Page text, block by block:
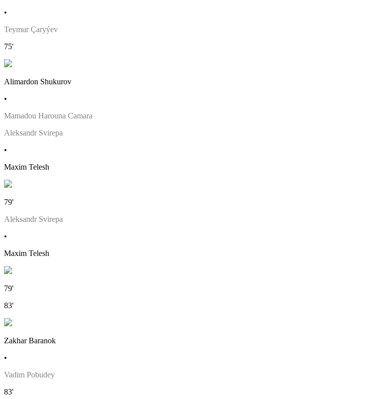
•
Teymur Çaryýev
75'
Alimardon Shukurov
•
Mamadou Harouna Camara
Aleksandr Svirepa
•
Maxim Telesh
79'
Aleksandr Svirepa
•
Maxim Telesh
79'
83'
Zakhar Baranok
•
Vadim Pobudey
83'